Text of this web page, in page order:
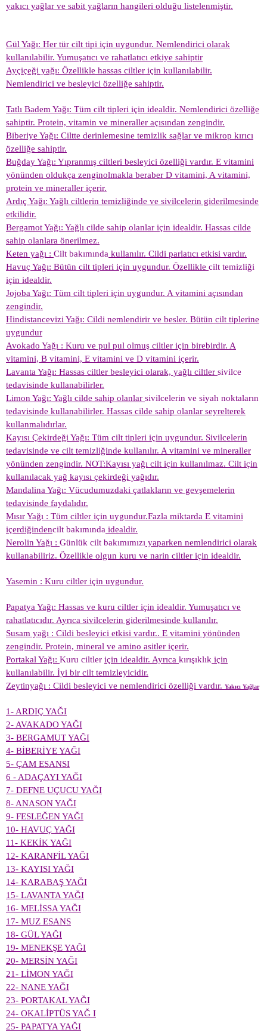
yakıcı yağlar ve sabit yağların hangileri olduğu listelenmiştir.
Gül Yağı: Her tür cilt tipi için uygundur. Nemlendirici olarak
kullanılabilir. Yumuşatıcı ve rahatlatıcı etkiye sahiptir
Ayçiçeği yağı: Özellikle hassas ciltler için kullanılabilir.
Nemlendirici ve besleyici özelliğe sahiptir.
Tatlı Badem Yağı: Tüm cilt tipleri için idealdir. Nemlendirici özelliğe
sahiptir. Protein, vitamin ve mineraller açısından zengindir.
Biberiye Yağı: Ciltte derinlemesine temizlik sağlar ve mikrop kırıcı
özelliğe sahiptir.
Buğday Yağı: Yıpranmış ciltleri besleyici özelliği vardır. E vitamini
yönünden oldukça zenginolmakla beraber D vitamini, A vitamini,
protein ve mineraller içerir.
Ardıç Yağı: Yağlı ciltlerin temizliğinde ve sivilcelerin giderilmesinde
etkilidir.
Bergamot Yağı: Yağlı cilde sahip olanlar için idealdir. Hassas cilde
sahip olanlara önerilmez.
Keten yağı : Cilt bakımında kullanılır. Cildi parlatıcı etkisi vardır.
Havuç Yağı: Bütün cilt tipleri için uygundur. Özellikle cilt temizliği
için idealdir.
Jojoba Yağı: Tüm cilt tipleri için uygundur. A vitamini açısından
zengindir.
Hindistancevizi Yağı: Cildi nemlendirir ve besler. Bütün cilt tiplerine
uygundur
Avokado Yağı : Kuru ve pul pul olmuş ciltler için birebirdir. A
vitamini, B vitamini, E vitamini ve D vitamini içerir.
Lavanta Yağı: Hassas ciltler besleyici olarak, yağlı ciltler sivilce
tedavisinde kullanabilirler.
Limon Yağı: Yağlı cilde sahip olanlar sivilcelerin ve siyah noktaların
tedavisinde kullanabilirler. Hassas cilde sahip olanlar seyrelterek
kullanmalıdırlar.
Kayısı Çekirdeği Yağı: Tüm cilt tipleri için uygundur. Sivilcelerin
tedavisinde ve cilt temizliğinde kullanılır. A vitamini ve mineraller
yönünden zengindir. NOT:Kayısı yağı cilt için kullanılmaz. Cilt için
kullanılacak yağ kayısı çekirdeği yağıdır.
Mandalina Yağı: Vücudumuzdaki çatlakların ve gevşemelerin
tedavisinde faydalıdır.
Mısır Yağı : Tüm ciltler için uygundur.Fazla miktarda E vitamini
içerdiğindencilt bakımında idealdir.
Nerolin Yağı : Günlük cilt bakımımızı yaparken nemlendirici olarak
kullanabiliriz. Özellikle olgun kuru ve narin ciltler için idealdir.
Yasemin : Kuru ciltler için uygundur.
Papatya Yağı: Hassas ve kuru ciltler için idealdir. Yumuşatıcı ve
rahatlatıcıdır. Ayrıca sivilcelerin giderilmesinde kullanılır.
Susam yağı : Cildi besleyici etkisi vardır.. E vitamini yönünden
zengindir. Protein, mineral ve amino asitler içerir.
Portakal Yağı: Kuru ciltler için idealdir. Ayrıca kırışıklık için
kullanılabilir. İyi bir cilt temizleyicidir.
Zeytinyağı : Cildi besleyici ve nemlendirici özelliği vardır. Yakıcı Yağlar
1- ARDIÇ YAĞI
2- AVAKADO YAĞI
3- BERGAMUT YAĞI
4- BİBERİYE YAĞI
5- ÇAM ESANSI
6 - ADAÇAYI YAĞI
7- DEFNE UÇUCU YAĞI
8- ANASON YAĞI
9- FESLEĞEN YAĞI
10- HAVUÇ YAĞI
11- KEKİK YAĞI
12- KARANFİL YAĞI
13- KAYISI YAĞI
14- KARABAŞ YAĞI
15- LAVANTA YAĞI
16- MELİSSA YAĞI
17- MUZ ESANS
18- GÜL YAĞI
19- MENEKŞE YAĞI
20- MERSİN YAĞI
21- LİMON YAĞI
22- NANE YAĞI
23- PORTAKAL YAĞI
24- OKALİPTÜS YAĞ I
25- PAPATYA YAĞI